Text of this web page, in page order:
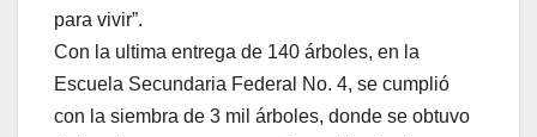
para vivir”.
Con la ultima entrega de 140 árboles, en la
Escuela Secundaria Federal No. 4, se cumplió
con la siembra de 3 mil árboles, donde se obtuvo